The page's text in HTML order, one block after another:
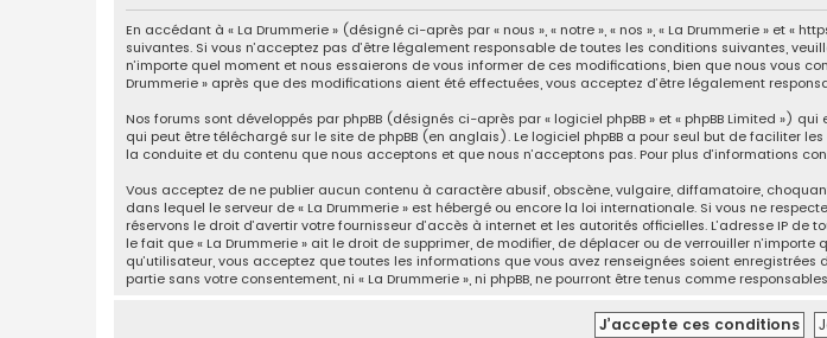
En accédant à « La Drummerie » (désigné ci-après par « nous », « notre », « nos », « La Drummerie » et
suivantes. Si vous n’acceptez pas d’être légalement responsable de toutes les conditions suivantes,
n’importe quel moment et nous essaierons de vous informer de ces modifications, bien que nous vous
Drummerie » après que des modifications aient été effectuées, vous acceptez d’être légalement
Nos forums sont développés par phpBB (désignés ci-après par « logiciel phpBB » et « phpBB Limited »)
qui peut être téléchargé sur le site de phpBB (en anglais). Le logiciel phpBB a pour seul but de faciliter
la conduite et du contenu que nous acceptons et que nous n’acceptons pas. Pour plus d’informations
Vous acceptez de ne publier aucun contenu à caractère abusif, obscène, vulgaire, diffamatoire,
dans lequel le serveur de « La Drummerie » est hébergé ou encore la loi internationale. Si vous ne
réservons le droit d’avertir votre fournisseur d’accès à internet et les autorités officielles. L’adresse IP
le fait que « La Drummerie » ait le droit de supprimer, de modifier, de déplacer ou de verrouiller
qu’utilisateur, vous acceptez que toutes les informations que vous avez renseignées soient
partie sans votre consentement, ni « La Drummerie », ni phpBB, ne pourront être tenus comme